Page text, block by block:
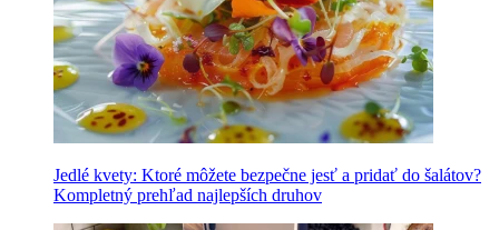
Jedlé kvety: Ktoré môžete bezpečne jesť a pridať do šalátov?
Kompletný prehľad najlepších druhov